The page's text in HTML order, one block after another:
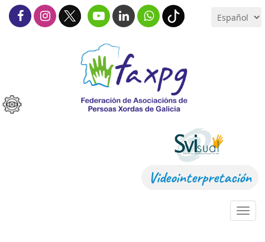
Videointerpretación